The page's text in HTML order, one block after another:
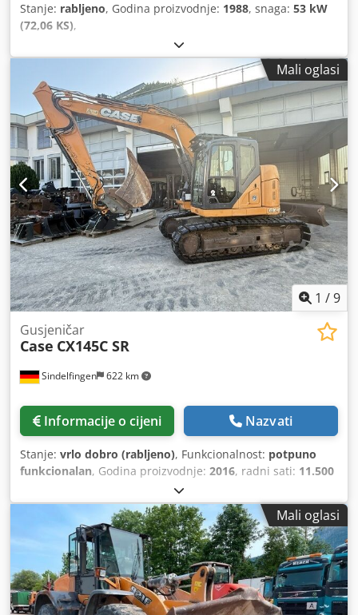
Stanje: rabljeno, Godina proizvodnje: 1988, snaga: 53 kW
(72,06 KS),
Mali oglasi
1 /9
Sindelfingen 622 km
Gusjeničar
Case CX145C SR
Informacije o cijeni Nazvati
Stanje: vrlo dobro (rabljeno), Funkcionalnost: potpuno
funkcionalan, Godina proizvodnje: 2016, radni sati: 11.500
, * 11.500 sati * Radna težina 15.700 kg Dwedpfx Asy Rm
H Eenwoa * Snaga motora 77 kW * Roadliner * hidraulični
brzi izmjenjivač * klima uređaj
Mali oglasi